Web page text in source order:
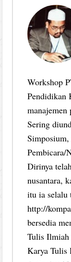
Workshop
Pendidikan
Sering
Simposium,
Pembicara/
Dirinya
nusantara,
itu ia selalu
http://
bersedia
Tulis
Karya Tulis